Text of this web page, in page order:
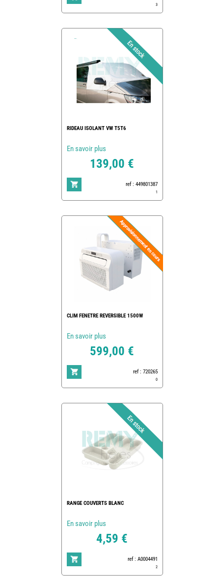
3
RIDEAU ISOLANT VW T5T6
En savoir plus
139,00 €
ref : 449801387
1
CLIM FENETRE REVERSIBLE 1500W
En savoir plus
599,00 €
ref : 720265
0
RANGE COUVERTS BLANC
En savoir plus
4,59 €
ref : A0004491
2